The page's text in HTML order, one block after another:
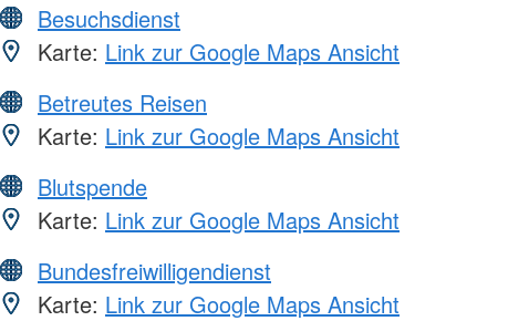
Besuchsdienst
Karte: Link zur Google Maps Ansicht
Betreutes Reisen
Karte: Link zur Google Maps Ansicht
Blutspende
Karte: Link zur Google Maps Ansicht
Bundesfreiwilligendienst
Karte: Link zur Google Maps Ansicht